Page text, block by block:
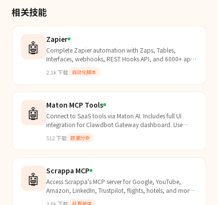
相关技能
🤖 Zapier
Complete Zapier automation with Zaps, Tables,
Interfaces, webhooks, REST Hooks API, and 6000+ app
2.1k下载 自动化脚本
🤖 Maton MCP Tools
Connect to SaaS tools via Maton AI. Includes full UI
integration for Clawdbot Gateway dashboard. Use
(Gmai...
512 下载 数据分析
🤖 Scrappa MCP
Access Scrappa's MCP server for Google, YouTube,
Amazon, LinkedIn, Trustpilot, flights, hotels, and more
2.6k下载 AI 智能体